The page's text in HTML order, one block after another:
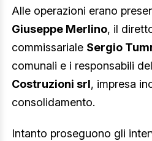
Alle operazioni erano
Giuseppe Merlino, il
commissariale Sergio
comunali e i responsabili
Costruzioni srl, impresa
consolidamento.
Intanto proseguono gli